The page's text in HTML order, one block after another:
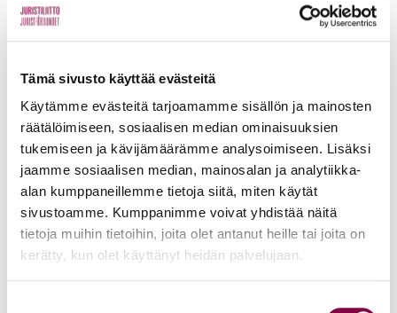
Tämä sivusto käyttää evästeitä
Käytämme evästeitä tarjoamamme sisällön ja mainosten
räätälöimiseen, sosiaalisen median ominaisuuksien
tukemiseen ja kävijämäärämme analysoimiseen. Lisäksi
jaamme sosiaalisen median, mainosalan ja analytiikka-
alan kumppaneillemme tietoja siitä, miten käytät
sivustoamme. Kumppanimme voivat yhdistää näitä
tietoja muihin tietoihin, joita olet antanut heille tai joita on
kerätty, kun olet käyttänyt heidän palvelujaan.
erikseen.
Lakimiesliiton valtuuskunnan jäsenille!
Kirjoittaja on Lakimiesliiton varatoiminnanjohtaja
ja viestintä- ja yhteiskuntasuhdejohtaja.
Aiheet: